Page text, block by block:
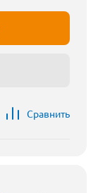
Сравнить